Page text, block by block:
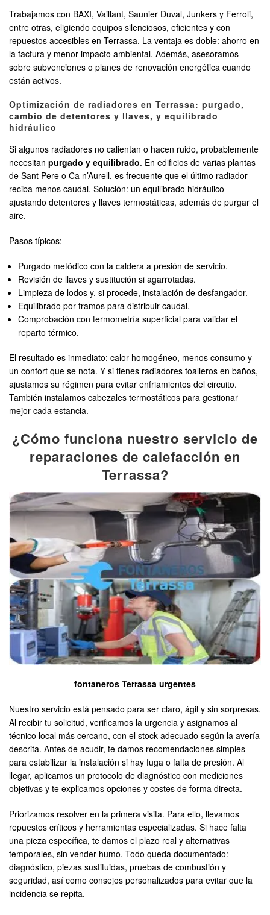
Trabajamos con BAXI, Vaillant, Saunier Duval, Junkers y Ferroli,
entre otras, eligiendo equipos silenciosos, eficientes y con
repuestos accesibles en Terrassa. La ventaja es doble: ahorro en
la factura y menor impacto ambiental. Además, asesoramos
sobre subvenciones o planes de renovación energética cuando
están activos.
Optimización de radiadores en Terrassa: purgado,
cambio de detentores y llaves, y equilibrado
hidráulico
Si algunos radiadores no calientan o hacen ruido, probablemente
necesitan purgado y equilibrado. En edificios de varias plantas
de Sant Pere o Ca n’Aurell, es frecuente que el último radiador
reciba menos caudal. Solución: un equilibrado hidráulico
ajustando detentores y llaves termostáticas, además de purgar el
aire.
Pasos típicos:
Purgado metódico con la caldera a presión de servicio.
Revisión de llaves y sustitución si agarrotadas.
Limpieza de lodos y, si procede, instalación de desfangador.
Equilibrado por tramos para distribuir caudal.
Comprobación con termometría superficial para validar el
reparto térmico.
El resultado es inmediato: calor homogéneo, menos consumo y
un confort que se nota. Y si tienes radiadores toalleros en baños,
ajustamos su régimen para evitar enfriamientos del circuito.
También instalamos cabezales termostáticos para gestionar
mejor cada estancia.
¿Cómo funciona nuestro servicio de
reparaciones de calefacción en
Terrassa?
fontaneros Terrassa urgentes
Nuestro servicio está pensado para ser claro, ágil y sin sorpresas.
Al recibir tu solicitud, verificamos la urgencia y asignamos al
técnico local más cercano, con el stock adecuado según la avería
descrita. Antes de acudir, te damos recomendaciones simples
para estabilizar la instalación si hay fuga o falta de presión. Al
llegar, aplicamos un protocolo de diagnóstico con mediciones
objetivas y te explicamos opciones y costes de forma directa.
Priorizamos resolver en la primera visita. Para ello, llevamos
repuestos críticos y herramientas especializadas. Si hace falta
una pieza específica, te damos el plazo real y alternativas
temporales, sin vender humo. Todo queda documentado:
diagnóstico, piezas sustituidas, pruebas de combustión y
seguridad, así como consejos personalizados para evitar que la
incidencia se repita.